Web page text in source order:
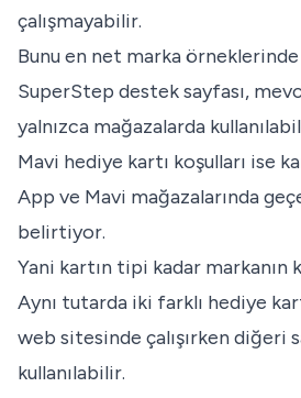
çalışmayabilir.
Bunu en net marka
SuperStep destek sayfası,
yalnızca mağazalarda
Mavi hediye kartı koşulları ise
App ve Mavi mağazalarında
belirtiyor.
Yani kartın tipi kadar markanın
Aynı tutarda iki farklı hediye
web sitesinde çalışırken diğeri
kullanılabilir.